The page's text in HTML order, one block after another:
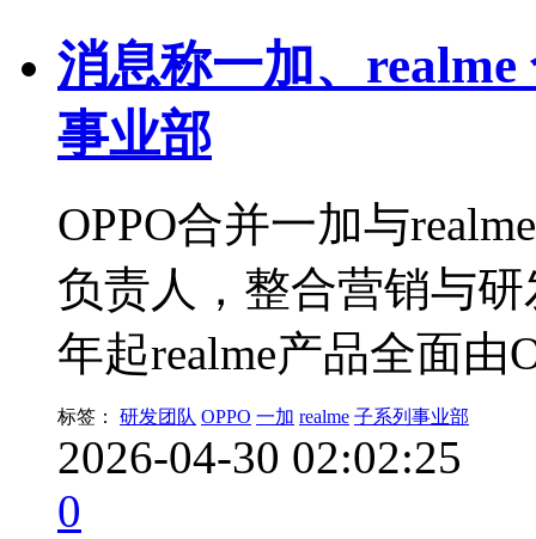
消息称一加、
事业部
OPPO合并一加与
负责人，整合营销与
年起realme产品全面由
标签： 研发团队 OPPO 一加 realme 子系列事业部
2026-04-30 02:02:25
0